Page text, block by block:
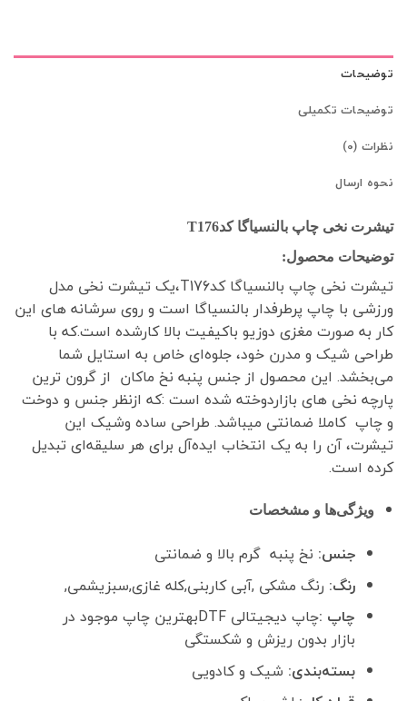
توضیحات
توضیحات تکمیلی
نظرات (0)
نحوه ارسال
تیشرت نخی چاپ بالنسیاگا کدT176
توضیحات محصول:
تیشرت نخی چاپ بالنسیاگا کدT176،یک تیشرت نخی مدل
ورزشی با چاپ پرطرفدار بالنسیاگا است و روی سرشانه های این
کار به صورت مغزی دوزیو باکیفیت بالا کارشده است.که با
طراحی شیک و مدرن خود، جلوه‌ای خاص به استایل شما
می‌بخشد. این محصول از جنس پنبه نخ ماکان از گرون ترین
پارچه نخی های بازاردوخته شده است :که ازنظر جنس و دوخت
و چاپ کاملا ضمانتی میباشد. طراحی ساده وشیک این
تیشرت، آن را به یک انتخاب ایده‌آل برای هر سلیقه‌ای تبدیل
کرده است.
ویژگی‌ها و مشخصات
جنس:نخ پنبه گرم بالا و ضمانتی
رنگ:رنگ مشکی ,آبی کاربنی,کله غازی,سبزیشمی,
چاپ :
چاپ دیجیتالی DTFبهترین چاپ موجود در
بازار بدون ریزش و شکستگی
بسته‌بندی:شیک و کادویی